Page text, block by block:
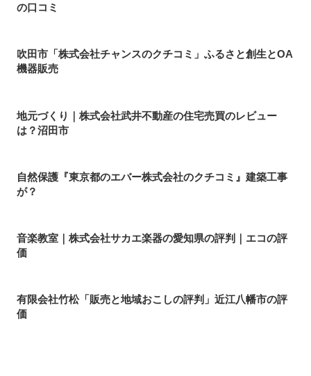
の口コミ
吹田市「株式会社チャンスのクチコミ」ふるさと創生とOA
機器販売
地元づくり｜株式会社武井不動産の住宅売買のレビュー
は？沼田市
自然保護『東京都のエバー株式会社のクチコミ』建築工事
が？
音楽教室｜株式会社サカエ楽器の愛知県の評判｜エコの評
価
有限会社竹松「販売と地域おこしの評判」近江八幡市の評
価